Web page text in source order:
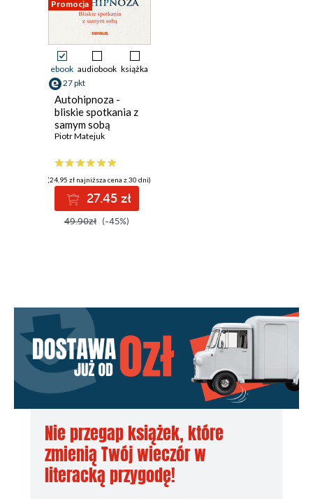
Promocja
ebook audiobook książka
27 pkt
Autohipnoza -
bliskie spotkania z
samym sobą
Piotr Matejuk
(24,95 zł najniższa cena z 30 dni)
27.45 zł
49.90zł (-45%)
Nie przegap książek, które
zmienią Twój wieczór w
literacką przygodę!